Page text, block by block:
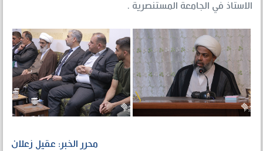
الاستاذ في الجامعة المستنصرية .
محرر الخبر: عقيل زعلان